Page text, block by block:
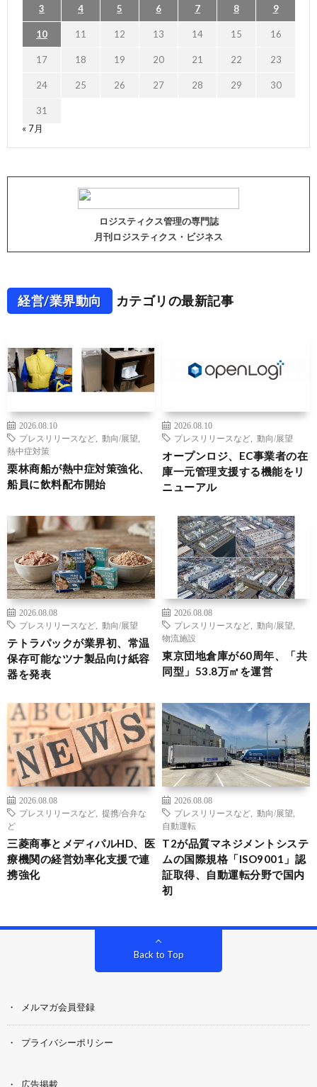
3 4 5 6 7 8 9
10 11 12 13 14 15 16
17 18 19 20 21 22 23
24 25 26 27 28 29 30
31
« 7月
ロジスティクス管理の専門誌
月刊ロジスティクス・ビジネス
経営/業界動向 カテゴリの最新記事
2026.08.10
プレスリリースなど
動向/展望
熱中症対策
栗林商船が熱中症対策強化、
船員に飲料配布開始
2026.08.10
プレスリリースなど
動向/展望
オープンロジ、EC事業者の在
庫一元管理支援する機能をリ
ニューアル
2026.08.08
プレスリリースなど
動向/展望
テトラパックが業界初、常温
保存可能なツナ製品向け紙容
器を発表
2026.08.08
プレスリリースなど
動向/展望
物流施設
東京団地倉庫が60周年、「共
同型」53.8万㎡を運営
2026.08.08
プレスリリースなど
提携/合弁な
ど
三菱商事とメディパルHD、医
療機関の経営効率化支援で連
携強化
2026.08.08
プレスリリースなど
動向/展望
自動運転
T2が品質マネジメントシステ
ムの国際規格「ISO9001」認
証取得、自動運転分野で国内
初
Back to Top
メルマガ会員登録
プライバシーポリシー
広告掲載